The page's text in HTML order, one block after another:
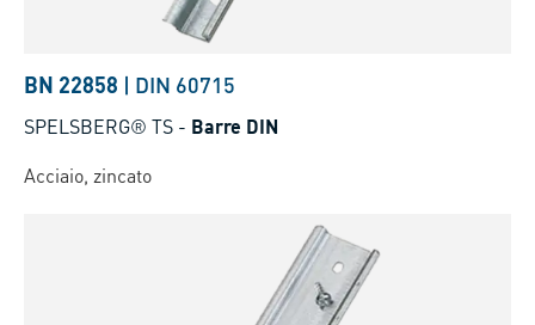
BN 22858 | DIN 60715
SPELSBERG® TS - Barre DIN
Acciaio, zincato